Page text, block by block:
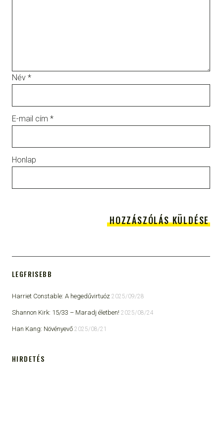
Név *
E-mail cím *
Honlap
LEGFRISEBB
Harriet Constable: A hegedűvirtuóz 2025/09/28
Shannon Kirk: 15/33 ​– Maradj életben! 2025/08/24
Han Kang: Növényevő 2025/08/21
HIRDETÉS